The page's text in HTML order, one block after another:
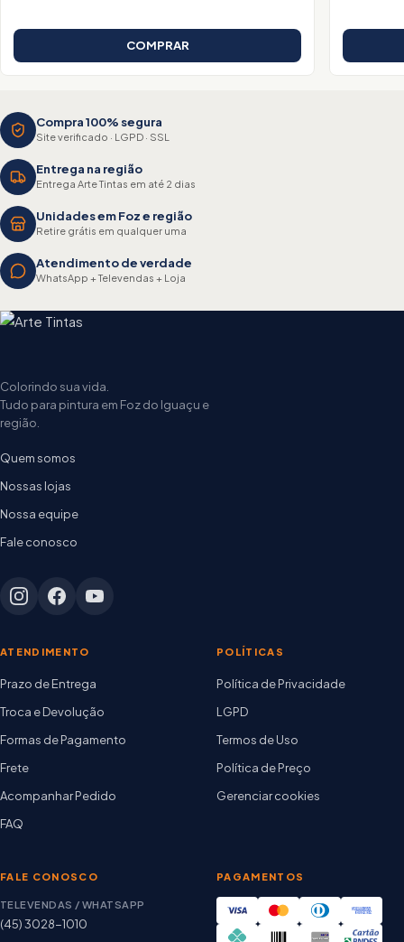
COMPRAR
Compra 100% segura
Site verificado · LGPD · SSL
Entrega na região
Entrega Arte Tintas em até 2 dias
Unidades em Foz e região
Retire grátis em qualquer uma
Atendimento de verdade
WhatsApp + Televendas + Loja
Colorindo sua vida.
Tudo para pintura em Foz do Iguaçu e
região.
Quem somos
Nossas lojas
Nossa equipe
Fale conosco
ATENDIMENTO
Prazo de Entrega
Troca e Devolução
Formas de Pagamento
Frete
Acompanhar Pedido
FAQ
POLÍTICAS
Política de Privacidade
LGPD
Termos de Uso
Política de Preço
Gerenciar cookies
FALE CONOSCO
TELEVENDAS / WHATSAPP
(45) 3028-1010
PAGAMENTOS